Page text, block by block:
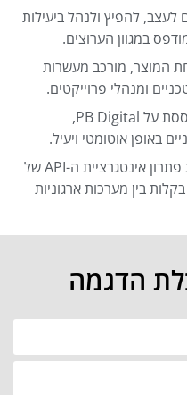
לעצב, להפיץ ולנהל ביעילות
במגוון הערוצים.
המוצר, מורכב מעשרות
ומנהלי פרוייקטים.
מערכת ההנגשה NAGIX, המבוססת על PB Digital,
באופן אוטומטי ויעיל.
PB Digital משלבת כ-OEM את פתרון אינטגרציית ה-API של
הדגמה